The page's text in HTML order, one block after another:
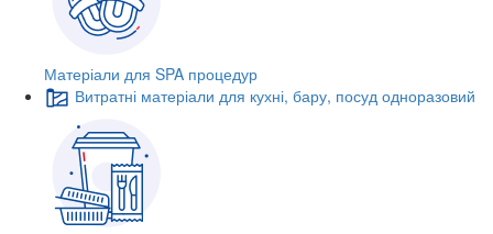
Матеріали для SPA процедур
Витратні матеріали для кухні, бару, посуд одноразовий